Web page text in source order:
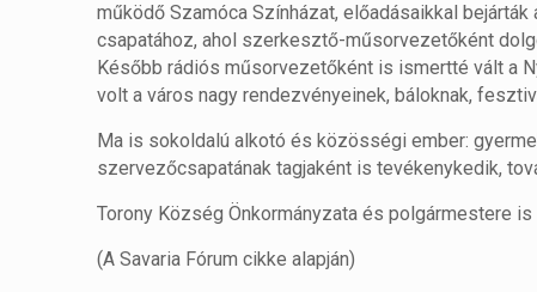
működő Szamóca Színházat, előadásaikkal
csapatához, ahol szerkesztő-műsorvezetőként
Később rádiós műsorvezetőként is ismertté vált a
volt a város nagy rendezvényeinek, báloknak,
Ma is sokoldalú alkotó és közösségi ember:
szervezőcsapatának tagjaként is tevékenykedik,
Torony Község Önkormányzata és polgármestere
(A Savaria Fórum cikke alapján)